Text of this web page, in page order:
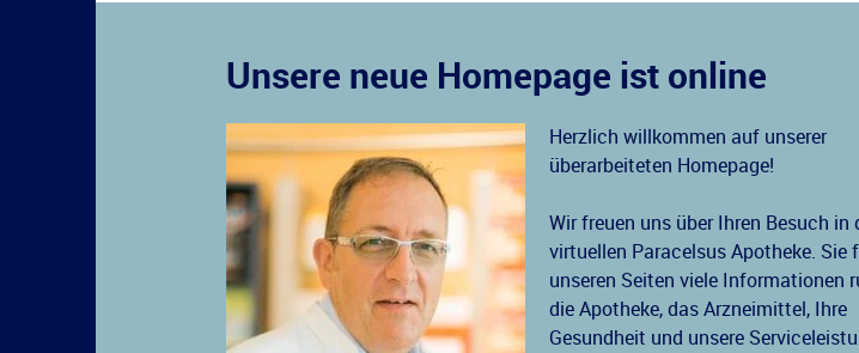
Unsere neue Homepage ist online
Herzlich willkommen auf unserer
überarbeiteten Homepage!
Wir freuen uns über Ihren Besuch in
virtuellen Paracelsus Apotheke. Sie
unseren Seiten viele Informationen
die Apotheke, das Arzneimittel, Ihre
Gesundheit und unsere